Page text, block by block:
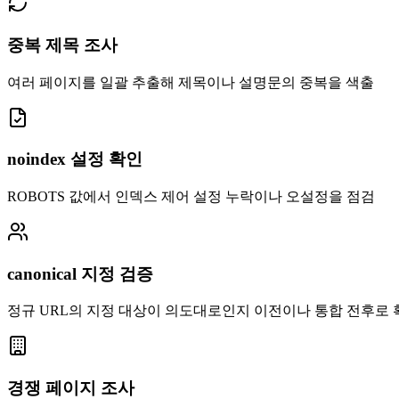
중복 제목 조사
여러 페이지를 일괄 추출해 제목이나 설명문의 중복을 색출
noindex 설정 확인
ROBOTS 값에서 인덱스 제어 설정 누락이나 오설정을 점검
canonical 지정 검증
정규 URL의 지정 대상이 의도대로인지 이전이나 통합 전후로
경쟁 페이지 조사